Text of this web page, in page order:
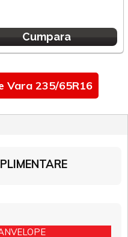
Cumpara
Vara 235/65R16